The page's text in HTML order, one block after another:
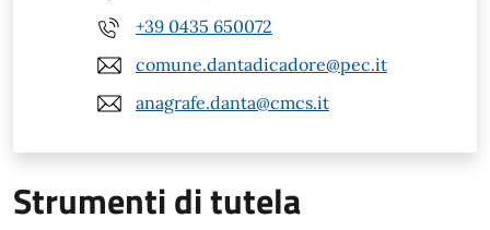
+39 0435 650072
comune.dantadicadore@pec.it
anagrafe.danta@cmcs.it
Strumenti di tutela